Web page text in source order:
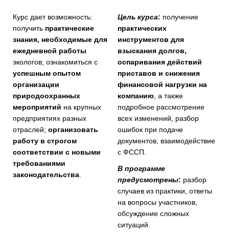
Курс дает возможность:
получить практические
знания, необходимые для
ежедневной работы
экологов; ознакомиться с
успешным опытом
организации
природоохранных
мероприятий на крупных
предприятиях разных
отраслей; организовать
работу в строгом
соответствии с новыми
требованиями
законодательства
Цель курса: получение
практических
инструментов для
взыскания долгов,
оспаривания действий
приставов и снижения
финансовой нагрузки на
компанию , а также
подробное рассмотрение
всех изменений, разбор
ошибок при подаче
документов, взаимодействие
с ФССП.
В программе
предусмотрены: разбор
случаев из практики, ответы
на вопросы участников,
обсуждение сложных
ситуаций.